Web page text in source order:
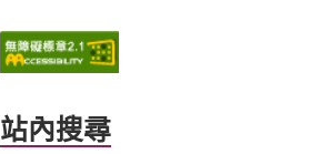
Primary
Sidebar
站內搜尋